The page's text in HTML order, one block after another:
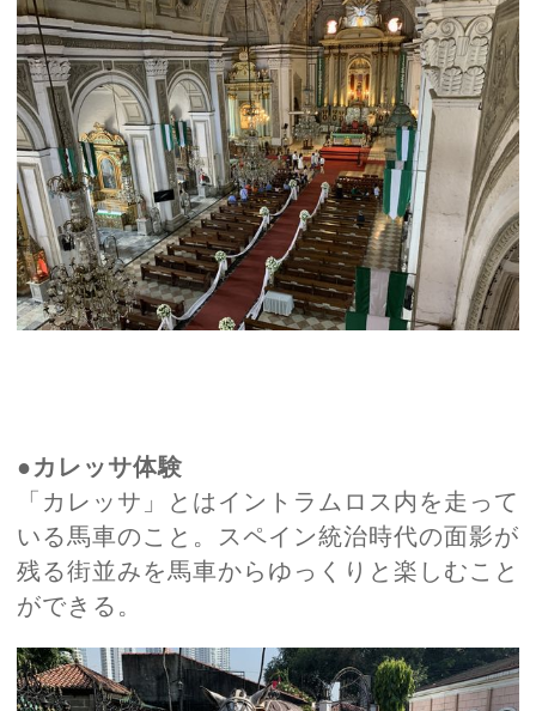
●カレッサ体験
「カレッサ」とはイントラムロス内を走って
いる馬車のこと。スペイン統治時代の面影が
残る街並みを馬車からゆっくりと楽しむこと
ができる。